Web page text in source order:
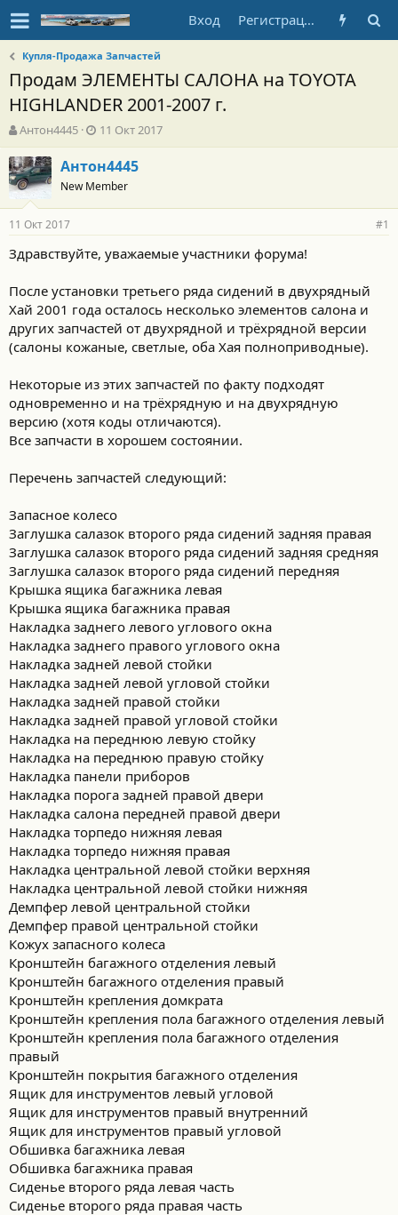
Вход Регистрация
Купля-Продажа Запчастей
Продам ЭЛЕМЕНТЫ САЛОНА на TOYOTA
HIGHLANDER 2001-2007 г.
А
в
т
о
р
т
е
м
ы
Антон4445
Д
а
т
а
н
а
а
л
11 Окт 2017
Антон4445
New Member
11 Окт 2017 #1
Здравствуйте, уважаемые участники форума!
После установки третьего ряда сидений в двухрядный
Хай 2001 года осталось несколько элементов салона и
других запчастей от двухрядной и трёхрядной версии
(салоны кожаные, светлые, оба Хая полноприводные).
Некоторые из этих запчастей по факту подходят
одновременно и на трёхрядную и на двухрядную
версию (хотя коды отличаются).
Все запчасти в хорошем состоянии.
Перечень запчастей следующий:
Запасное колесо
Заглушка салазок второго ряда сидений задняя правая
Заглушка салазок второго ряда сидений задняя средняя
Заглушка салазок второго ряда сидений передняя
Крышка ящика багажника левая
Крышка ящика багажника правая
Накладка заднего левого углового окна
Накладка заднего правого углового окна
Накладка задней левой стойки
Накладка задней левой угловой стойки
Накладка задней правой стойки
Накладка задней правой угловой стойки
Накладка на переднюю левую стойку
Накладка на переднюю правую стойку
Накладка панели приборов
Накладка порога задней правой двери
Накладка салона передней правой двери
Накладка торпедо нижняя левая
Накладка торпедо нижняя правая
Накладка центральной левой стойки верхняя
Накладка центральной левой стойки нижняя
Демпфер левой центральной стойки
Демпфер правой центральной стойки
Кожух запасного колеса
Кронштейн багажного отделения левый
Кронштейн багажного отделения правый
Кронштейн крепления домкрата
Кронштейн крепления пола багажного отделения левый
Кронштейн крепления пола багажного отделения
правый
Кронштейн покрытия багажного отделения
Ящик для инструментов левый угловой
Ящик для инструментов правый внутренний
Ящик для инструментов правый угловой
Обшивка багажника левая
Обшивка багажника правая
Сиденье второго ряда левая часть
Сиденье второго ряда правая часть